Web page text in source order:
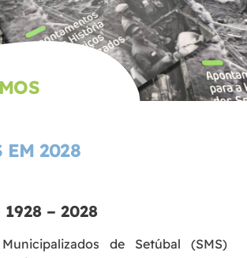
EM 2028
– 2028
de Setúbal (SMS)